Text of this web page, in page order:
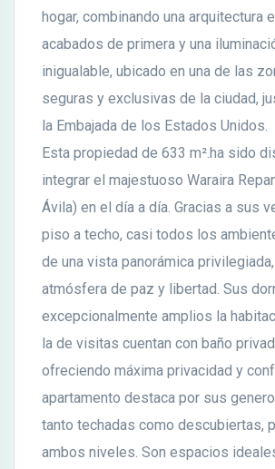
hogar, combinando una arquitectura
acabados de primera y una
inigualable, ubicado en una de las
seguras y exclusivas de la ciudad,
la Embajada de los Estados Unidos.
Esta propiedad de 633 m².ha sido
integrar el majestuoso Waraira
Ávila) en el día a día. Gracias a sus
piso a techo, casi todos los
de una vista panorámica
atmósfera de paz y libertad. Sus
excepcionalmente amplios la
la de visitas cuentan con baño
ofreciendo máxima privacidad y
apartamento destaca por sus
tanto techadas como descubiertas,
ambos niveles. Son espacios